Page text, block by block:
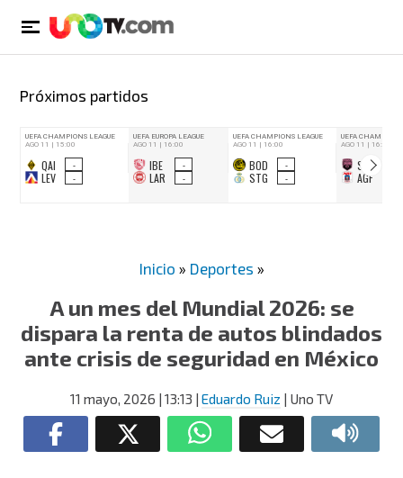
Próximos partidos
Inicio » Deportes »
A un mes del Mundial 2026: se
dispara la renta de autos blindados
ante crisis de seguridad en México
11 mayo, 2026 | 13:13 | Eduardo Ruiz | Uno TV